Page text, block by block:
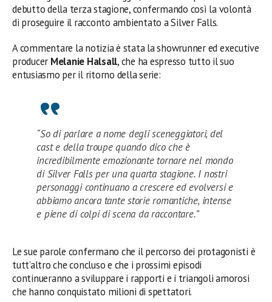
debutto della terza stagione, confermando così la volontà
di proseguire il racconto ambientato a Silver Falls.
A commentare la notizia è stata la showrunner ed executive
producer Melanie Halsall, che ha espresso tutto il suo
entusiasmo per il ritorno della serie:
“So di parlare a nome degli sceneggiatori, del
cast e della troupe quando dico che è
incredibilmente emozionante tornare nel mondo
di Silver Falls per una quarta stagione. I nostri
personaggi continuano a crescere ed evolversi e
abbiamo ancora tante storie romantiche, intense
e piene di colpi di scena da raccontare.”
Le sue parole confermano che il percorso dei protagonisti è
tutt’altro che concluso e che i prossimi episodi
continueranno a sviluppare i rapporti e i triangoli amorosi
che hanno conquistato milioni di spettatori.